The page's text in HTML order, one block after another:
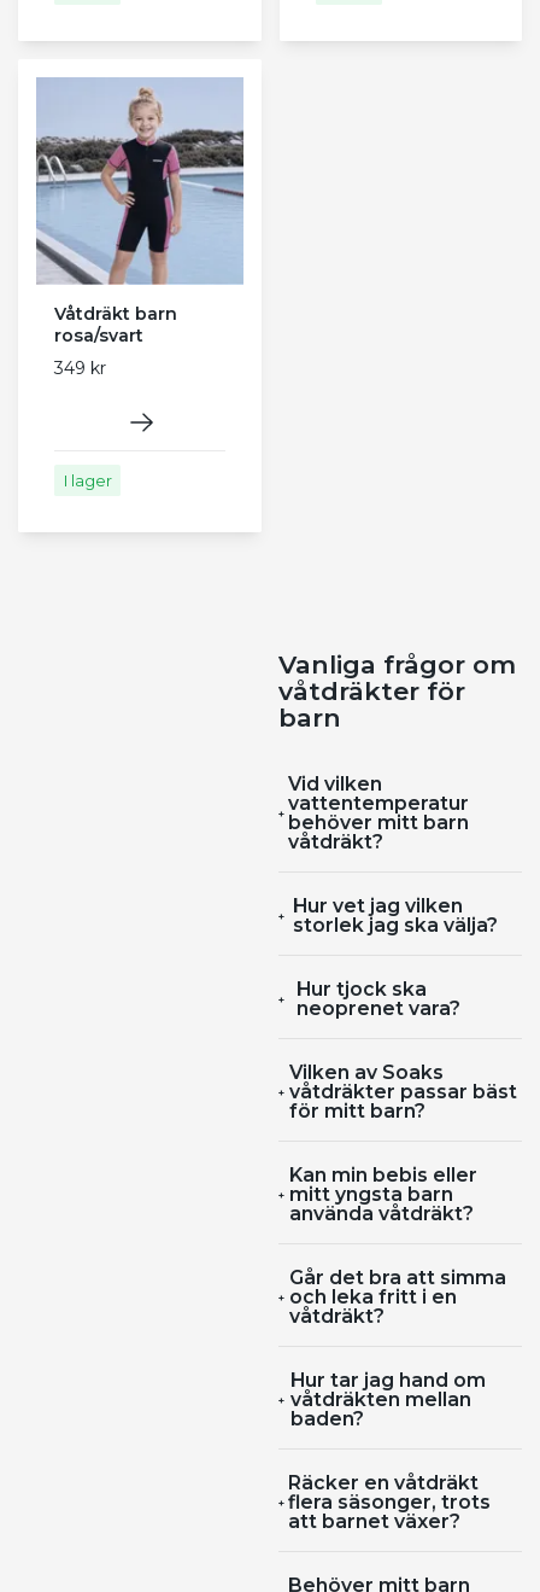
Våtdräkt barn
rosa/svart
349 kr
I lager
Vanliga frågor om
våtdräkter för
barn
Vid vilken
vattentemperatur
behöver mitt barn
våtdräkt?
Hur vet jag vilken
storlek jag ska välja?
Hur tjock ska
neoprenet vara?
Vilken av Soaks
våtdräkter passar bäst
för mitt barn?
Kan min bebis eller
mitt yngsta barn
använda våtdräkt?
Går det bra att simma
och leka fritt i en
våtdräkt?
Hur tar jag hand om
våtdräkten mellan
baden?
Räcker en våtdräkt
flera säsonger, trots
att barnet växer?
Behöver mitt barn